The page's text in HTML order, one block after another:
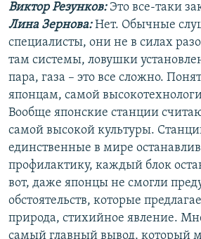
Виктор Резунков:Это все-таки
Лина Зернова:Нет. Обычные
специалисты, они не в силах
там системы, ловушки
пара, газа – это все сложно.
японцам, самой
Вообще японские станции
самой высокой культуры.
единственные в мире
профилактику, каждый блок
вот, даже японцы не смогли
обстоятельств, которые
природа, стихийное явление.
самый главный вывод, который